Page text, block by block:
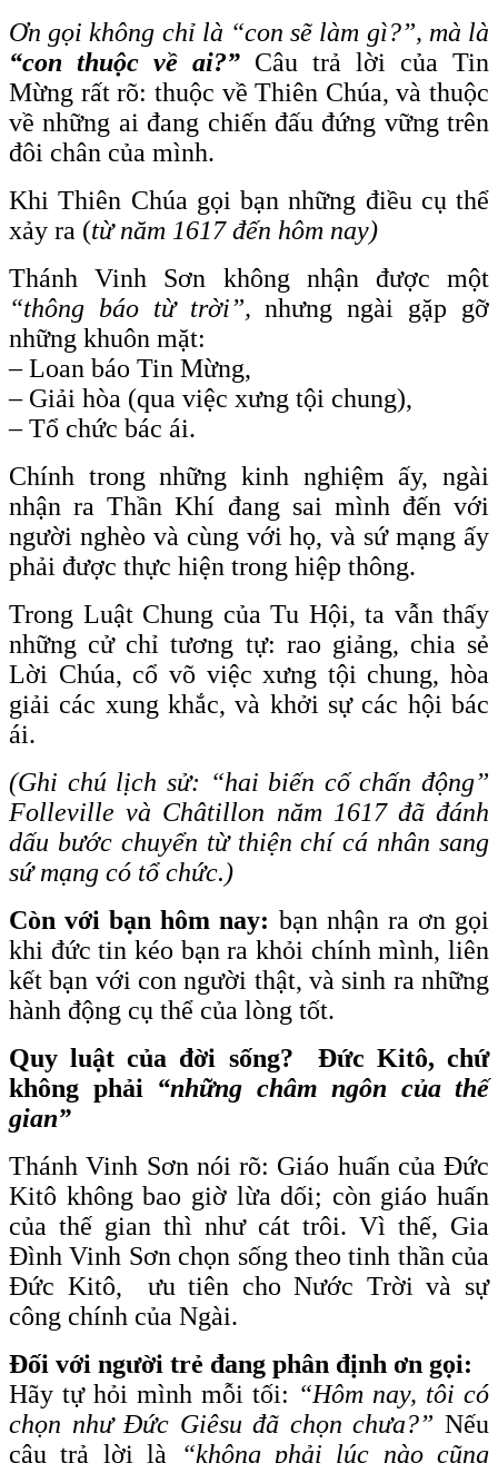
Ơn gọi không chỉ là “con sẽ làm gì?”, mà là
“con thuộc về ai?” Câu trả lời của Tin
Mừng rất rõ: thuộc về Thiên Chúa, và thuộc
về những ai đang chiến đấu đứng vững trên
đôi chân của mình.
Khi Thiên Chúa gọi bạn những điều cụ thể
xảy ra (từ năm 1617 đến hôm nay)
Thánh Vinh Sơn không nhận được một
“thông báo từ trời”, nhưng ngài gặp gỡ
những khuôn mặt:
– Loan báo Tin Mừng,
– Giải hòa (qua việc xưng tội chung),
– Tổ chức bác ái.
Chính trong những kinh nghiệm ấy, ngài
nhận ra Thần Khí đang sai mình đến với
người nghèo và cùng với họ, và sứ mạng ấy
phải được thực hiện trong hiệp thông.
Trong Luật Chung của Tu Hội, ta vẫn thấy
những cử chỉ tương tự: rao giảng, chia sẻ
Lời Chúa, cổ võ việc xưng tội chung, hòa
giải các xung khắc, và khởi sự các hội bác
ái.
(Ghi chú lịch sử: “hai biến cố chấn động”
Folleville và Châtillon năm 1617 đã đánh
dấu bước chuyển từ thiện chí cá nhân sang
sứ mạng có tổ chức.)
Còn với bạn hôm nay: bạn nhận ra ơn gọi
khi đức tin kéo bạn ra khỏi chính mình, liên
kết bạn với con người thật, và sinh ra những
hành động cụ thể của lòng tốt.
Quy luật của đời sống?
Đức Kitô, chứ
không phải “những châm ngôn của thế
gian”
Thánh Vinh Sơn nói rõ: Giáo huấn của Đức
Kitô không bao giờ lừa dối; còn giáo huấn
của thế gian thì như cát trôi. Vì thế, Gia
Đình Vinh Sơn chọn sống theo tinh thần của
Đức Kitô, ưu tiên cho Nước Trời và sự
công chính của Ngài.
Đối với người trẻ đang phân định ơn gọi:
Hãy tự hỏi mình mỗi tối: “Hôm nay, tôi có
chọn như Đức Giêsu đã chọn chưa?” Nếu
câu trả lời là
“không phải lúc nào cũng